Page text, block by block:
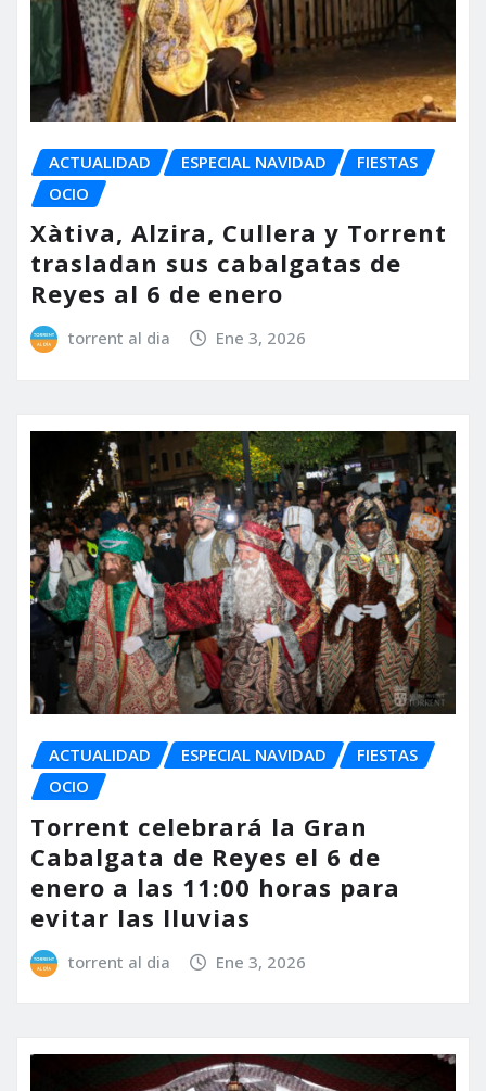
ACTUALIDAD ESPECIAL NAVIDAD
FIESTAS
OCIO
Xàtiva, Alzira, Cullera y Torrent
trasladan sus cabalgatas de
Reyes al 6 de enero
torrent al dia Ene 3, 2026
ACTUALIDAD ESPECIAL NAVIDAD
FIESTAS
OCIO
Torrent celebrará la Gran
Cabalgata de Reyes el 6 de
enero a las 11:00 horas para
evitar las lluvias
torrent al dia Ene 3, 2026